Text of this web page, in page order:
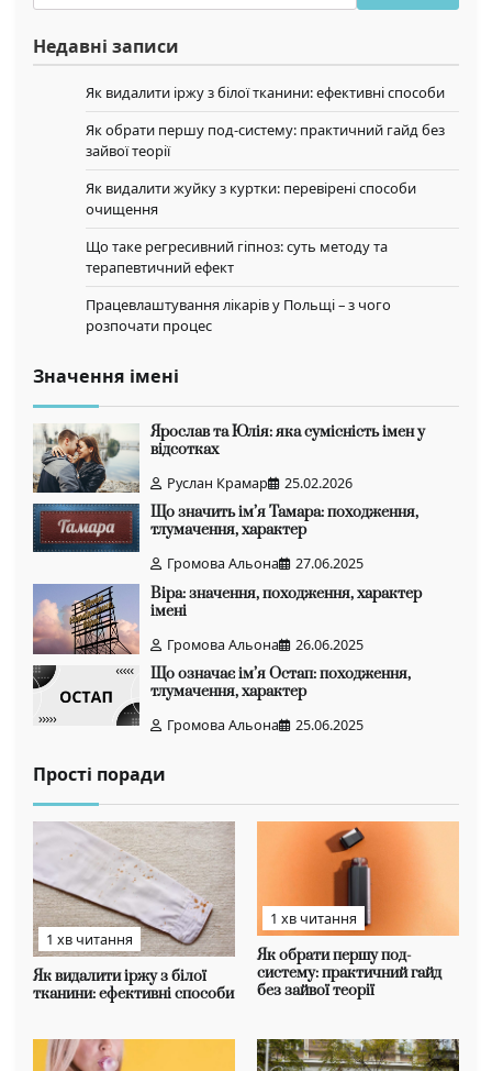
Недавні записи
Як видалити іржу з білої тканини: ефективні способи
Як обрати першу под-систему: практичний гайд без
зайвої теорії
Як видалити жуйку з куртки: перевірені способи
очищення
Що таке регресивний гіпноз: суть методу та
терапевтичний ефект
Працевлаштування лікарів у Польщі – з чого
розпочати процес
Значення імені
Ярослав та Юлія: яка сумісність імен у
відсотках
Руслан Крамар
25.02.2026
Що значить ім’я Тамара: походження,
тлумачення, характер
Громова Альона
27.06.2025
Віра: значення, походження, характер
імені
Громова Альона
26.06.2025
Що означає ім’я Остап: походження,
тлумачення, характер
Громова Альона
25.06.2025
Прості поради
1 хв читання
Як видалити іржу з білої
тканини: ефективні способи
1 хв читання
Як обрати першу под-
систему: практичний гайд
без зайвої теорії